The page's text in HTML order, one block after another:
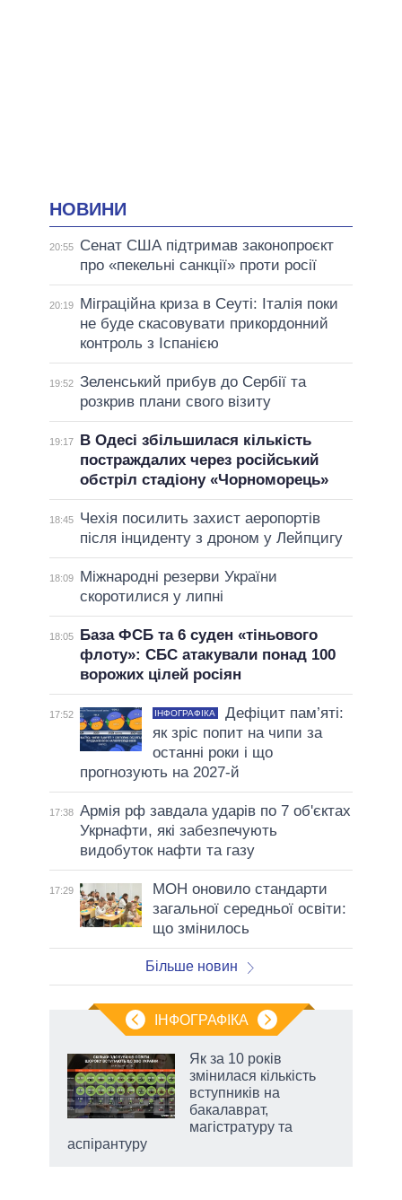
НОВИНИ
20:55
Сенат США підтримав законопроєкт
про «пекельні санкції» проти росії
20:19
Міграційна криза в Сеуті: Італія поки
не буде скасовувати прикордонний
контроль з Іспанією
19:52 Зеленський прибув до Сербії та
розкрив плани свого візиту
19:17
В Одесі збільшилася кількість
постраждалих через російський
обстріл стадіону «Чорноморець»
18:45
Чехія посилить захист аеропортів
після інциденту з дроном у Лейпцигу
18:09
Міжнародні резерви України
скоротилися у липні
18:05
База ФСБ та 6 суден «тіньового
флоту»: СБС атакували понад 100
ворожих цілей росіян
17:52 ІНФОГРАФІКА
Дефіцит пам’яті:
як зріс попит на чипи за
останні роки і що
прогнозують на 2027-й
17:38 Армія рф завдала ударів по 7 об'єктах
Укрнафти, які забезпечують
видобуток нафти та газу
17:29
МОН оновило стандарти
загальної середньої освіти:
що змінилось
Більше новин
ІНФОГРАФІКА
Як за 10 років
змінилася кількість
вступників на
бакалаврат,
магістратуру та
аспірантуру